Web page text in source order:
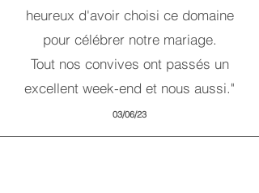
heureux d'avoir choisi ce domaine
pour célébrer notre mariage.
Tout nos convives ont passés un
excellent week-end et nous aussi."
03/06/23